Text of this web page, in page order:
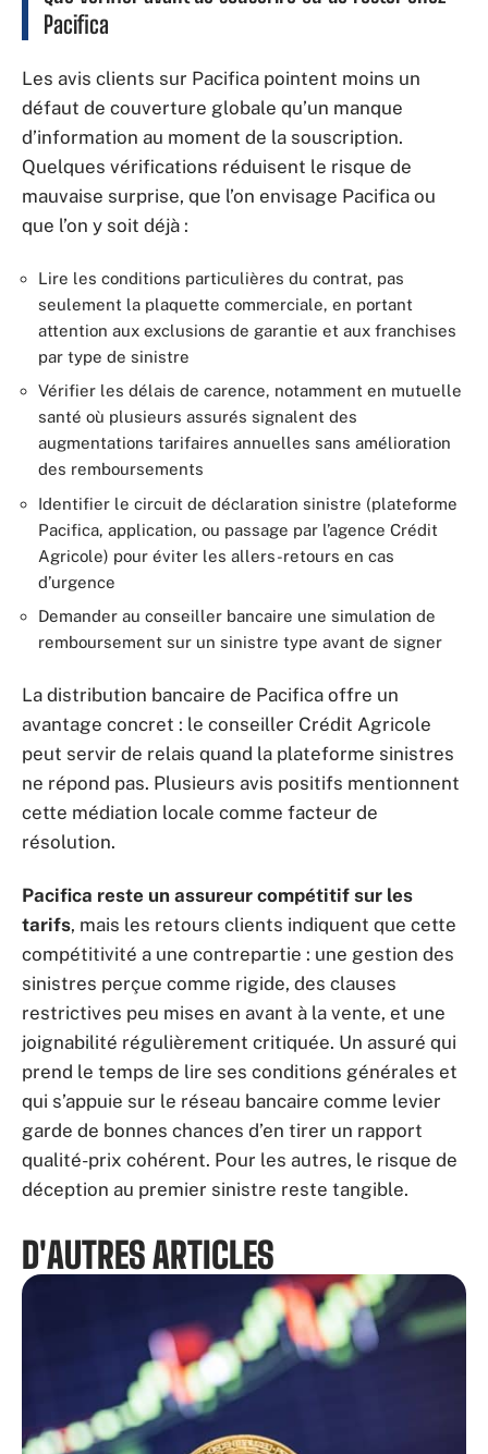
Pacifica
Les avis clients sur Pacifica pointent moins un
défaut de couverture globale qu’un manque
d’information au moment de la souscription.
Quelques vérifications réduisent le risque de
mauvaise surprise, que l’on envisage Pacifica ou
que l’on y soit déjà :
Lire les conditions particulières du contrat, pas
seulement la plaquette commerciale, en portant
attention aux exclusions de garantie et aux franchises
par type de sinistre
Vérifier les délais de carence, notamment en mutuelle
santé où plusieurs assurés signalent des
augmentations tarifaires annuelles sans amélioration
des remboursements
Identifier le circuit de déclaration sinistre (plateforme
Pacifica, application, ou passage par l’agence Crédit
Agricole) pour éviter les allers-retours en cas
d’urgence
Demander au conseiller bancaire une simulation de
remboursement sur un sinistre type avant de signer
La distribution bancaire de Pacifica offre un
avantage concret : le conseiller Crédit Agricole
peut servir de relais quand la plateforme sinistres
ne répond pas. Plusieurs avis positifs mentionnent
cette médiation locale comme facteur de
résolution.
Pacifica reste un assureur compétitif sur les
tarifs, mais les retours clients indiquent que cette
compétitivité a une contrepartie : une gestion des
sinistres perçue comme rigide, des clauses
restrictives peu mises en avant à la vente, et une
joignabilité régulièrement critiquée. Un assuré qui
prend le temps de lire ses conditions générales et
qui s’appuie sur le réseau bancaire comme levier
garde de bonnes chances d’en tirer un rapport
qualité-prix cohérent. Pour les autres, le risque de
déception au premier sinistre reste tangible.
D'AUTRES ARTICLES